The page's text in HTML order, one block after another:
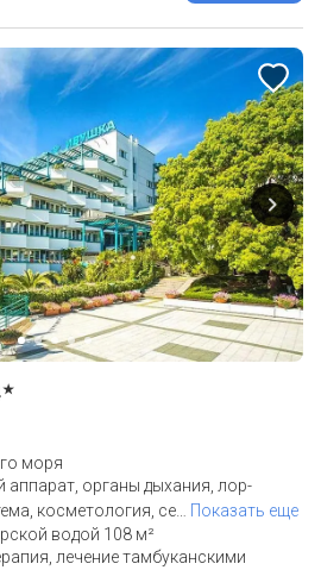
★
моря
аппарат, органы дыхания, лор-
косметология, се
Показать еще
водой 108 м²
лечение тамбуканскими